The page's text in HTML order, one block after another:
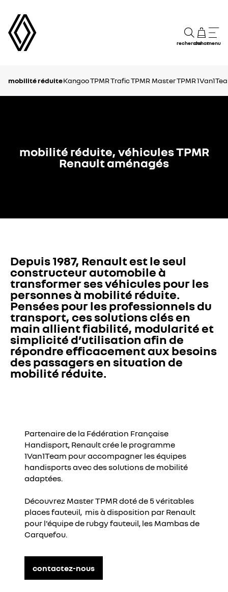
rechercheachatmenu
mobilité réduiteKangoo TPMRTrafic TPMR Master TPMR
mobilité réduite, véhicules TPMR
Renault aménagés
Depuis 1987, Renault est le seul
constructeur automobile à
transformer ses véhicules pour les
personnes à mobilité réduite.
Pensées pour les professionnels du
transport, ces solutions clés en
main allient fiabilité, modularité et
simplicité d’utilisation afin de
répondre efficacement aux besoins
des passagers en situation de
mobilité réduite.
YouTube utilise des traceurs lors de la visualisation de
vidéos hébergées sur son site, afin de personnaliser les
annonces. Pour regarder cette vidéo, vous devez autoriser
les cookies sociaux sur notre site. Vous pouvez revenir sur
votre choix à tout moment. Plus d'informations sur la
https://www.google.fr/intl/fr/policies/privacy
je refuse
Partenaire de la Fédération Française
Handisport, Renault crée le programme
1Van1Team pour accompagner les équipes
handisports avec des solutions de mobilité
adaptées.
Découvrez Master TPMR doté de 5 véritables
places fauteuil, mis à disposition par Renault
pour l'équipe de rubgy fauteuil, les Mambas de
Carquefou.
contactez-nous